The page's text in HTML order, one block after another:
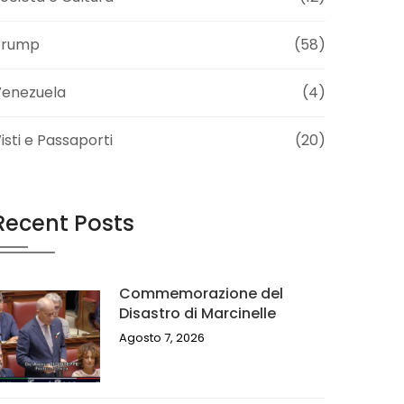
(58)
(4)
e Passaporti (20)
Posts
Commemorazione del
Disastro di Marcinelle
Agosto 7, 2026